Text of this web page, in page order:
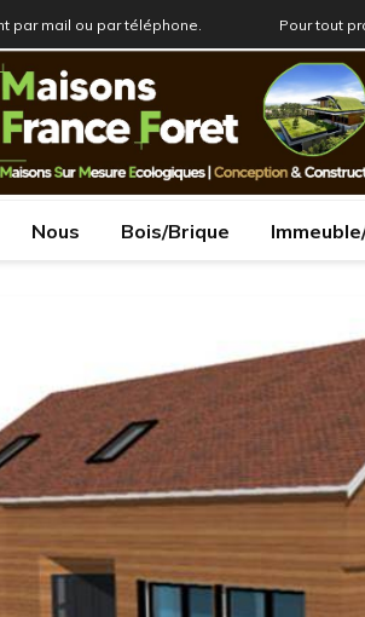
par mail ou par téléphone. Pour tout
Nous Bois/Brique